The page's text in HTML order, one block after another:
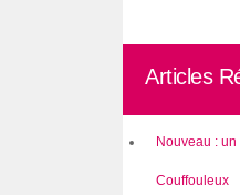
Articles
Nouveau :
Couffouleux